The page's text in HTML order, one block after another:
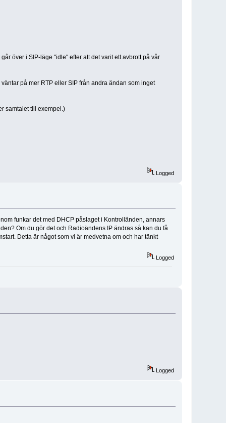
över i SIP-läge "idle" efter att det varit ett avbrott på vår
på mer RTP eller SIP från andra ändan som inget
samtalet till exempel.)
Logged
funkar det med DHCP påslaget i Kontrolländen, annars
Om du gör det och Radioändens IP ändras så kan du få
Detta är något som vi är medvetna om och har tänkt
Logged
Logged